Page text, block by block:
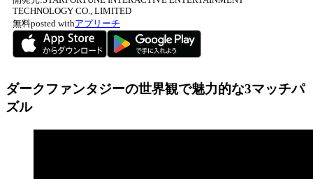
TECHNOLOGY CO., LIMITED
無料posted withアプリーチ
ダークファンタジーの世界観で魅力的な3マッチパ
ズル